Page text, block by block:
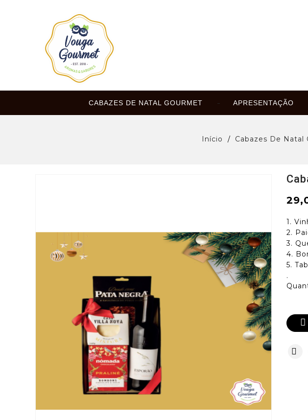
CABAZES DE NATAL GOURMET APRESENTAÇÃO
Início Cabazes De Natal
1.
2.
3.
4.
5.
.
